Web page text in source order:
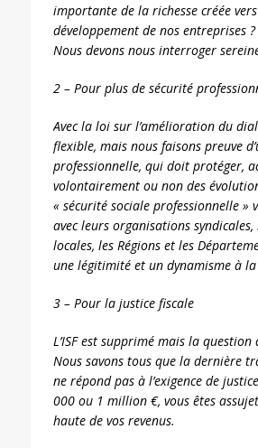
importante de la richesse créée
développement de nos entreprises
Nous devons nous interroger
2 – Pour plus de sécurité
Avec la loi sur l’amélioration du
flexible, mais nous faisons preuve
professionnelle, qui doit protéger,
volontairement ou non des
« sécurité sociale professionnelle
avec leurs organisations
locales, les Régions et les
une légitimité et un dynamisme à
3 – Pour la justice fiscale
L’ISF est supprimé mais la
Nous savons tous que la dernière
ne répond pas à l’exigence de
000 ou 1 million €, vous êtes
haute de vos revenus.